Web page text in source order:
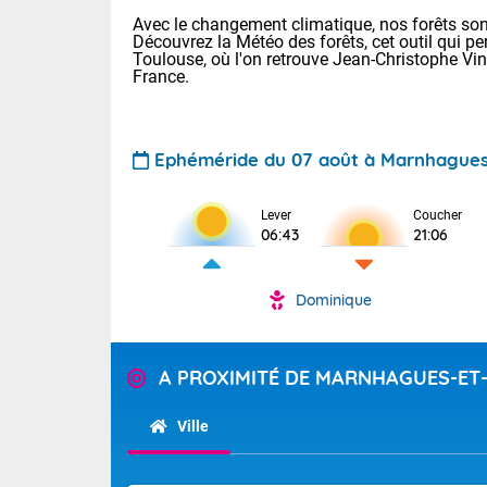
Avec le changement climatique, nos forêts
Découvrez la Météo des forêts, cet outil qui
Toulouse, où l'on retrouve Jean-Christophe
France.
Ephéméride du 07 août à
Lever
06:43
Coucher
21:06
Dominique
A PROXIMITÉ DE MARNHAGUES-
Ville
Voici les
31 Lyon : 35
: 32 Nancy :
Très
donnent